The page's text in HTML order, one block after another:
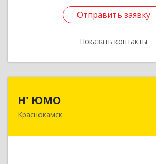
Отправить заявку
Показать контакты
Отправить заявку
Назад
Н' ЮМО
Краснокамск
617060, Пермский край,